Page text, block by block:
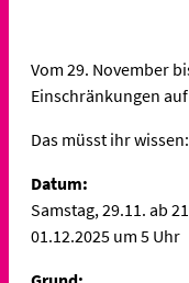
Vom 29. November
Einschränkungen
Das müsst ihr wissen:
Datum:
Samstag, 29.11. ab
01.12.2025 um 5 Uhr